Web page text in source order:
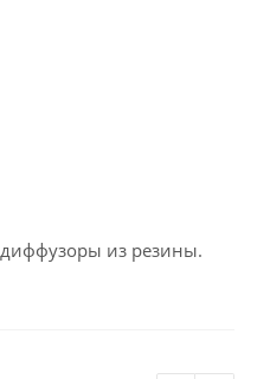
диффузоры из резины.